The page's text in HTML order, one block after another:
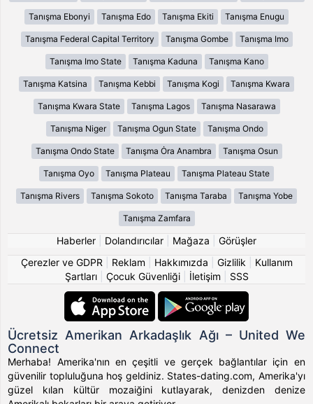
Tanışma Ebonyi Tanışma Edo Tanışma Ekiti Tanışma Enugu
Tanışma Federal Capital Territory Tanışma Gombe Tanışma Imo
Tanışma Imo State Tanışma Kaduna Tanışma Kano
Tanışma Katsina Tanışma Kebbi Tanışma Kogi Tanışma Kwara
Tanışma Kwara State Tanışma Lagos Tanışma Nasarawa
Tanışma Niger Tanışma Ogun State Tanışma Ondo
Tanışma Ondo State Tanışma Ȯra Anambra Tanışma Osun
Tanışma Oyo Tanışma Plateau Tanışma Plateau State
Tanışma Rivers Tanışma Sokoto Tanışma Taraba Tanışma Yobe
Tanışma Zamfara
Haberler Dolandırıcılar Mağaza
Görüşler
Çerezler ve GDPR
Reklam Hakkımızda Gizlilik
Kullanım
Şartları| Çocuk Güvenliği| İletişim SSS
Ücretsiz Amerikan Arkadaşlık Ağı – United We
Connect
Merhaba! Amerika'nın en çeşitli ve gerçek bağlantılar için en
güvenilir topluluğuna hoş geldiniz. States-dating.com, Amerika'yı
güzel kılan kültür mozaiğini kutlayarak, denizden denize